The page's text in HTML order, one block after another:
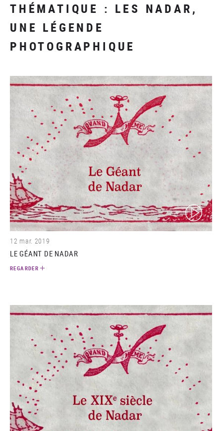
THÉMATIQUE : LES NADAR,
UNE LÉGENDE
PHOTOGRAPHIQUE
(video)
12 mar. 2019
LE GÉANT DE NADAR
REGARDER